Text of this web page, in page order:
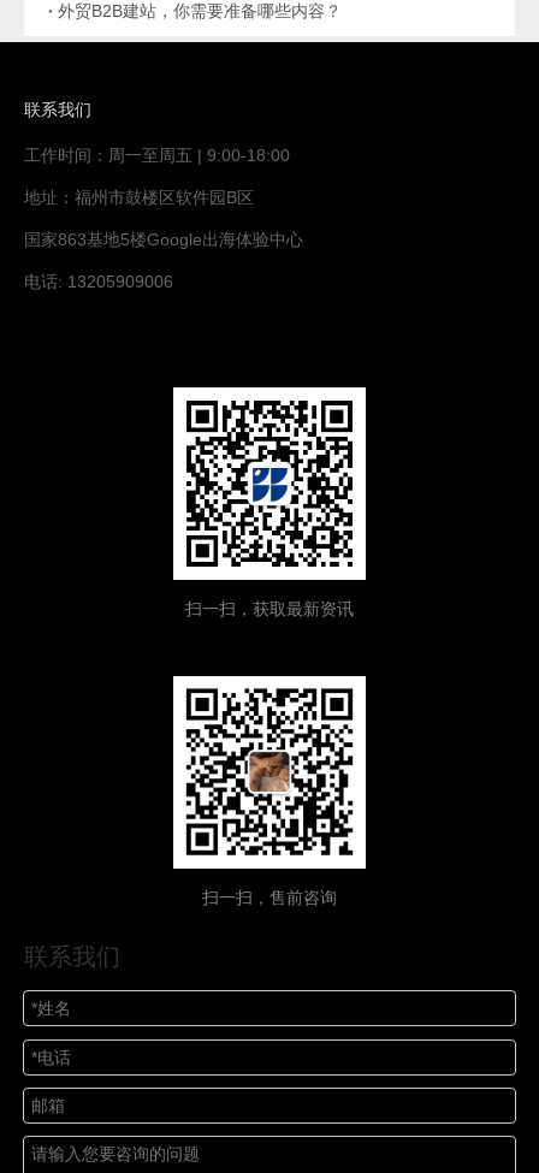
外贸B2B建站，你需要准备哪些内容？
联系我们
工作时间：周一至周五 | 9:00-18:00
地址：福州市鼓楼区软件园B区
国家863基地5楼Google出海体验中心
电话: 13205909006
扫一扫，获取最新资讯
扫一扫，售前咨询
联系我们